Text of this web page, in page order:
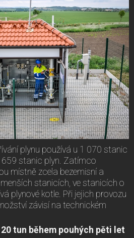
plynu používá u 1 070 stanic
659 stanic plyn. Zatímco
místně zcela bezemisní a
stanicích, ve stanicích o
plynové kotle. Při jejich provozu
závisí na technickém
tun během pouhých pěti let